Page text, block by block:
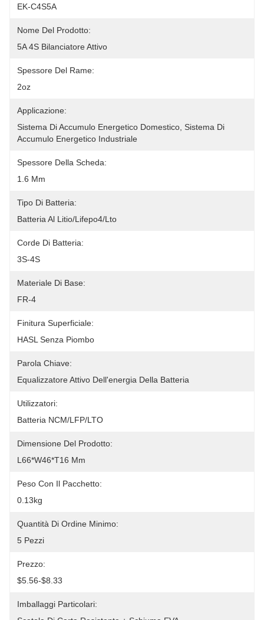
EK-C4S5A
Nome Del Prodotto:
5A 4S Bilanciatore Attivo
Spessore Del Rame:
2oz
Applicazione:
Sistema Di Accumulo Energetico Domestico, Sistema Di
Accumulo Energetico Industriale
Spessore Della Scheda:
1.6 Mm
Tipo Di Batteria:
Batteria Al Litio/Lifepo4/Lto
Corde Di Batteria:
3S-4S
Materiale Di Base:
FR-4
Finitura Superficiale:
HASL Senza Piombo
Parola Chiave:
Equalizzatore Attivo Dell'energia Della Batteria
Utilizzatori:
Batteria NCM/LFP/LTO
Dimensione Del Prodotto:
L66*W46*T16 Mm
Peso Con Il Pacchetto:
0.13kg
Quantità Di Ordine Minimo:
5 Pezzi
Prezzo:
$5.56-$8.33
Imballaggi Particolari: